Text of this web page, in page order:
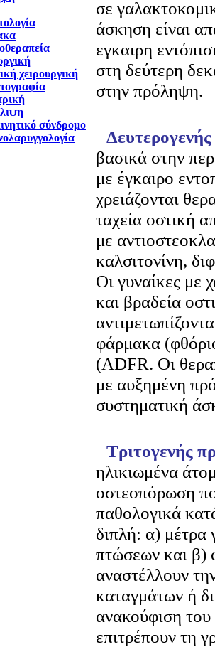
χειρουργική
σύνδρομο
σε
άσκηση είναι
εγκαιρη
στη δεύτερη
στην πρόληψη.
βασικά στην
με έγκαιρο
χρειάζονται
ταχεία οστική
με
καλσιτονίνη,
Οι γυναίκες με
και βραδεία
φάρμακα
(ADFR. Οι
με αυξημένη
συστηματική
Τριτογενής
ηλικιωμένα
οστεοπόρωση
παθολογικά
διπλή: α) μέτρα
πτώσεων και β)
αναστέλλουν
καταγμάτων ή
ανακούφιση
επιτρέπουν τη